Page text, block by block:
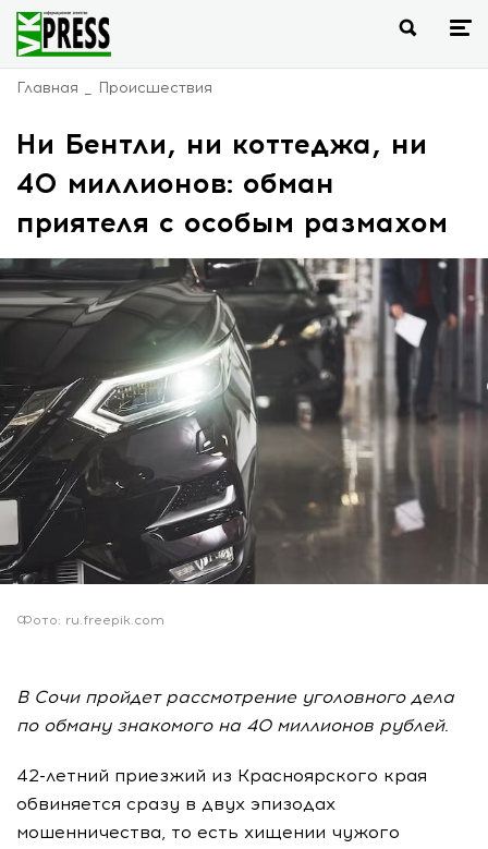
Главная Происшествия
Ни Бентли, ни коттеджа, ни
40 миллионов: обман
приятеля с особым размахом
Фото: ru.freepik.com
В Сочи пройдет рассмотрение уголовного дела
по обману знакомого на 40 миллионов рублей.
42-летний приезжий из Красноярского края
обвиняется сразу в двух эпизодах
мошенничества, то есть хищении чужого